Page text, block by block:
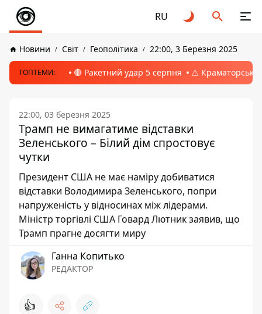
RU
Новини Світ Геополітика 22:00, 3 Березня 2025
ТОПТЕМИ: 🔴 Ракетний удар 5 серпня ⚠️ Краматорськ,
22:00, 03 березня 2025
Трамп не вимагатиме відставки
Зеленського – Білий дім спростовує
чутки
Президент США не має наміру добиватися
відставки Володимира Зеленського, попри
напруженість у відносинах між лідерами.
Міністр торгівлі США Говард Лютник заявив, що
Трамп прагне досягти миру
Ганна Копитько
РЕДАКТОР
👍